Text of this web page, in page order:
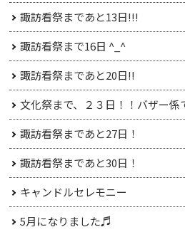
諏訪看祭まであと13日!!!
諏訪看祭まで16日 ^_^
諏訪看祭まであと20日!!
文化祭まで、２３日！！バザー係
諏訪看祭まであと27日！
諏訪看祭まであと30日！
キャンドルセレモニー
5月になりました♬